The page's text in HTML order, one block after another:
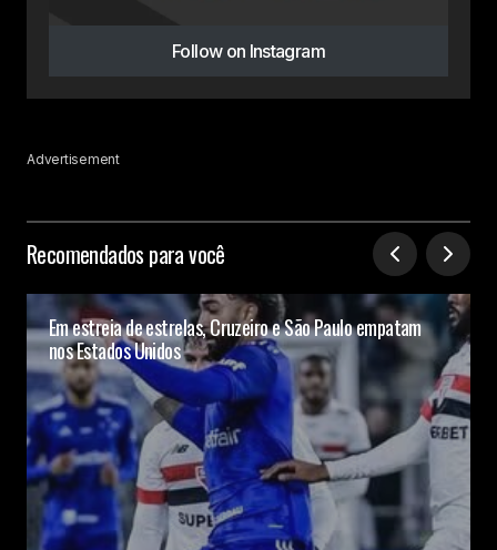
Follow on Instagram
Advertisement
Recomendados para você
Em estreia de estrelas, Cruzeiro e São Paulo empatam
nos Estados Unidos